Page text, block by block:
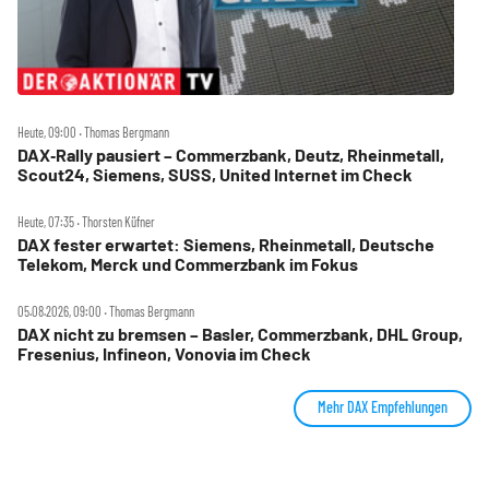
Heute, 09:00 ‧ Thomas Bergmann
DAX‑Rally pausiert – Commerzbank, Deutz, Rheinmetall,
Scout24, Siemens, SUSS, United Internet im Check
Heute, 07:35 ‧ Thorsten Küfner
DAX fester erwartet: Siemens, Rheinmetall, Deutsche
Telekom, Merck und Commerzbank im Fokus
05.08.2026, 09:00 ‧ Thomas Bergmann
DAX nicht zu bremsen – Basler, Commerzbank, DHL Group,
Fresenius, Infineon, Vonovia im Check
Mehr DAX Empfehlungen